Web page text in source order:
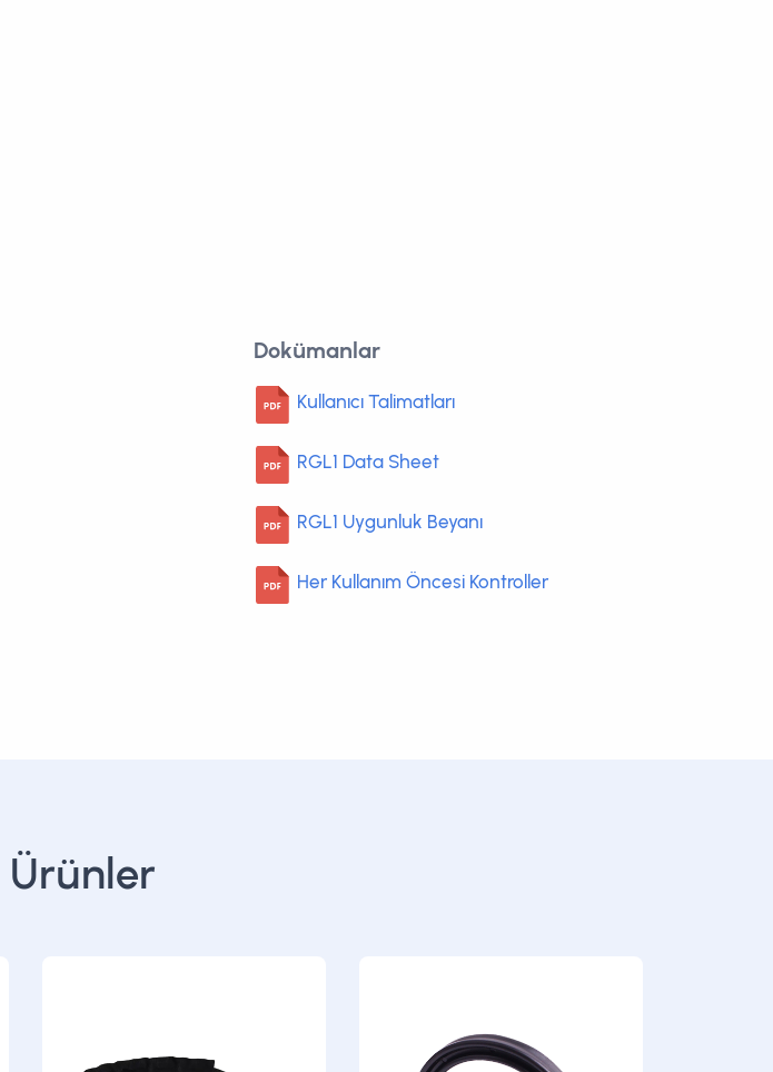
Dokümanlar
Kullanıcı Talimatları
RGL1 Data Sheet
RGL1 Uygunluk Beyanı
Her Kullanım Öncesi Kontroller
Ürünler